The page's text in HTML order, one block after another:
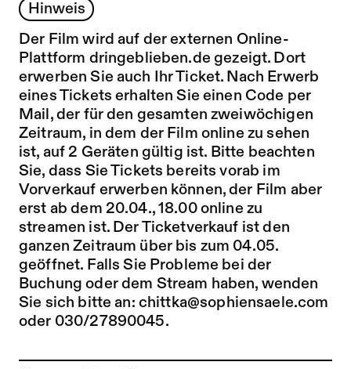
Hinweis
Der Film wird auf der externen Online-
Plattform dringeblieben.de gezeigt. Dort
erwerben Sie auch Ihr Ticket. Nach Erwerb
eines Tickets erhalten Sie einen Code per
Mail, der für den gesamten zweiwöchigen
Zeitraum, in dem der Film online zu sehen
ist, auf 2 Geräten gültig ist. Bitte beachten
Sie, dass Sie Tickets bereits vorab im
Vorverkauf erwerben können, der Film aber
erst ab dem 20.04., 18.00 online zu
streamen ist. Der Ticketverkauf ist den
ganzen Zeitraum über bis zum 04.05.
geöffnet. Falls Sie Probleme bei der
Buchung oder dem Stream haben, wenden
Sie sich bitte an: chittka@sophiensaele.com
oder 030/27890045.